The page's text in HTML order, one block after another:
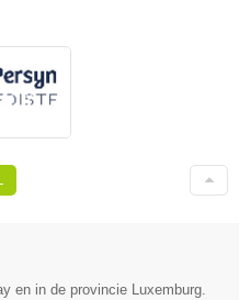
en in de provincie Luxemburg.